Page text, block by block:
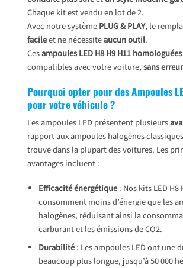
Chaque kit est vendu en lot de 2.
Avec notre système PLUG & PLAY, le
facileet ne nécessiteaucun outil.
Cesampoules LED H8 H9 H11 homologuées
compatibles avec votre voiture, sans
Pourquoi opter pour des Ampoules
pour votre véhicule ?
Les ampoules LED présentent plusieurs
rapport aux ampoules halogènes
trouve dans la plupart des voitures. Les
avantages incluent :
Efficacité énergétique: Nos kits LED H8
consomment moins d’énergie que les
halogènes, réduisant ainsi la
carburant et les émissions de CO2.
Durabilité: Les ampoules LED ont une
beaucoup plus longue, jusqu’à 50 000